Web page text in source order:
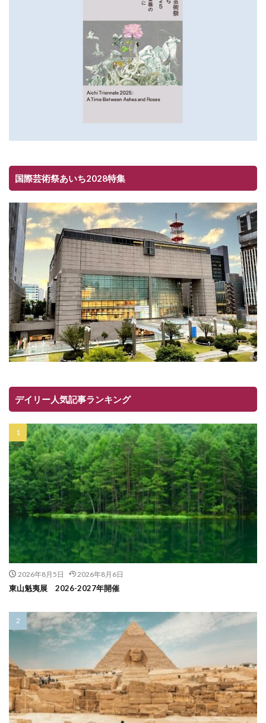
国際芸術祭あいち2028特集
デイリー人気記事ランキング
2026年8月5日 2026年8月6日
東山魁夷展 2026-2027年開催